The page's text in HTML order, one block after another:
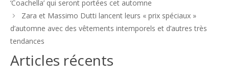
‘Coachella’ qui seront portées cet automne
Zara et Massimo Dutti lancent leurs « prix spéciaux »
d’automne avec des vêtements intemporels et d’autres très
tendances
Articles récents